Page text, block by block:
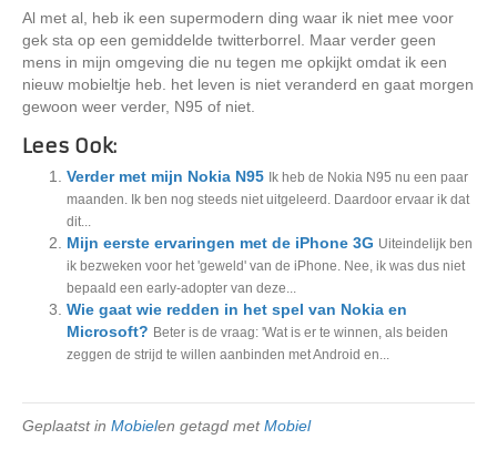
Al met al, heb ik een supermodern ding waar ik niet mee voor
gek sta op een gemiddelde twitterborrel. Maar verder geen
mens in mijn omgeving die nu tegen me opkijkt omdat ik een
nieuw mobieltje heb. het leven is niet veranderd en gaat morgen
gewoon weer verder, N95 of niet.
Lees Ook:
Verder met mijn Nokia N95
Ik heb de Nokia N95 nu een paar
maanden. Ik ben nog steeds niet uitgeleerd. Daardoor ervaar ik dat
dit...
Mijn eerste ervaringen met de iPhone 3G Uiteindelijk ben
ik bezweken voor het 'geweld' van de iPhone. Nee, ik was dus niet
bepaald een early-adopter van deze...
Wie gaat wie redden in het spel van Nokia en
Microsoft? Beter is de vraag: 'Wat is er te winnen, als beiden
zeggen de strijd te willen aanbinden met Android en...
Geplaatst in Mobielen getagd metMobiel